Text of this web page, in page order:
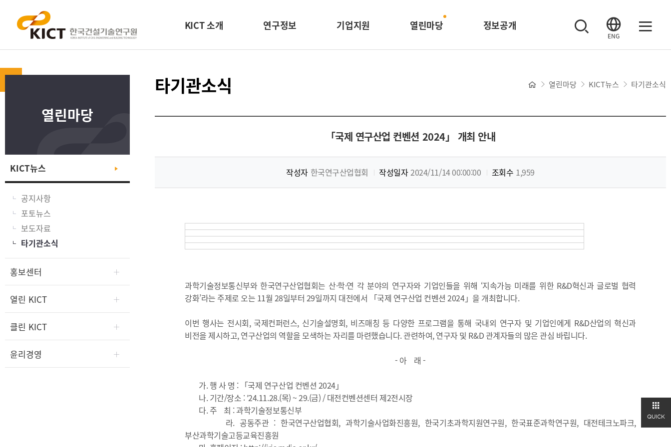
KICT 소개 연구정보 기업지원 열린마당 정보공개
ENG
열린마당
KICT뉴스
공지사항
포토뉴스
보도자료
타기관소식
홍보센터
열린 KICT
클린 KICT
윤리경영
타기관소식 열린마당 KICT뉴스 타기관소식
「국제 연구산업 컨벤션 2024」 개최 안내
작성자 한국연구산업협회 작성일자 2024/11/14 00:00:00 조회수 1,959
과학기술정보통신부와 한국연구산업협회는 산·학·연 각 분야의 연구자와 기업인들을 위해 ‘지속가능 미래를 위한 R&D혁신과 글로벌 협력
강화’라는 주제로 오는 11월 28일부터 29일까지 대전에서 「국제 연구산업 컨벤션 2024」을 개최합니다.
이번 행사는 전시회, 국제컨퍼런스, 신기술설명회, 비즈매칭 등 다양한 프로그램을 통해 국내외 연구자 및 기업인에게 R&D산업의 혁신과
비전을 제시하고, 연구산업의 역할을 모색하는 자리를 마련했습니다. 관련하여, 연구자 및 R&D 관계자들의 많은 관심 바립니다.
- 아 래 -
가. 행 사 명 : 「국제 연구산업 컨벤션 2024」
나. 기간/장소 : ′24.11.28.(목) ~ 29.(금) / 대전컨벤션센터 제2전시장
다. 주 최 : 과학기술정보통신부
라. 공동주관 : 한국연구산업협회, 과학기술사업화진흥원, 한국기초과학지원연구원, 한국표준과학연구원, 대전테크노파크,
부산과학기술고등교육진흥원
QUICK